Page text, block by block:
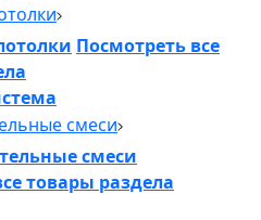
Посмотреть все
смеси
смеси
товары раздела